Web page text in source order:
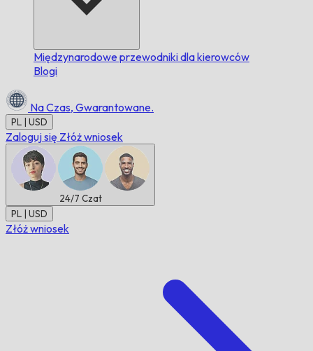
Międzynarodowe przewodniki dla kierowców
Blogi
Na Czas, Gwarantowane.
PL | USD
Zaloguj się Złóż wniosek
24/7 Czat
PL | USD
Złóż wniosek